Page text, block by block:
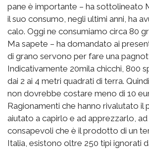
pane è importante – ha sottolineato
il suo consumo, negli ultimi anni, ha
calo. Oggi ne consumiamo circa 80
Ma sapete – ha domandato ai
di grano servono per fare una
Indicativamente 20mila chicchi, 800
dai 2 ai 4 metri quadrati di terra.
non dovrebbe costare meno di 10
Ragionamenti che hanno rivalutato il
aiutato a capirlo e ad apprezzarlo,
consapevoli che è il prodotto di un
Italia, esistono oltre 250 tipi ignorati